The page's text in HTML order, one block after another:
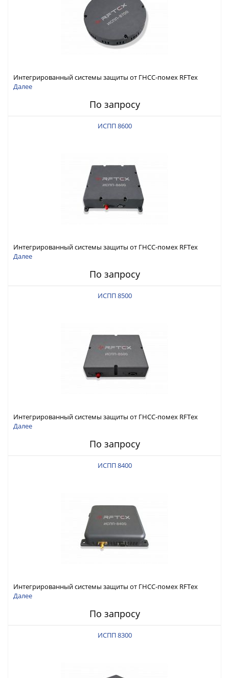
Интегрированный системы защиты от ГНСС-помех RFТех
ИСПП 8700
Далее
По запросу
ИСПП 8600
Интегрированный системы защиты от ГНСС-помех RFТех
ИСПП 8600
Далее
По запросу
ИСПП 8500
Интегрированный системы защиты от ГНСС-помех RFТех
ИСПП 8500
Далее
По запросу
ИСПП 8400
Интегрированный системы защиты от ГНСС-помех RFТех
ИСПП 8400
Далее
По запросу
ИСПП 8300